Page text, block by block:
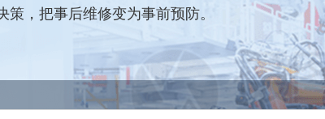
，把事后维修变为事前预防。